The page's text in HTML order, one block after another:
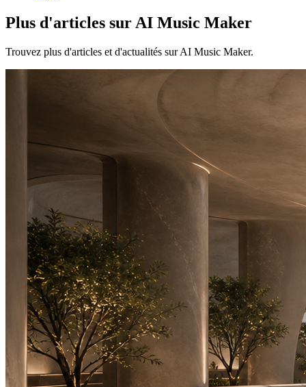
Plus d'articles sur AI Music Maker
Trouvez plus d'articles et d'actualités sur AI Music Maker.